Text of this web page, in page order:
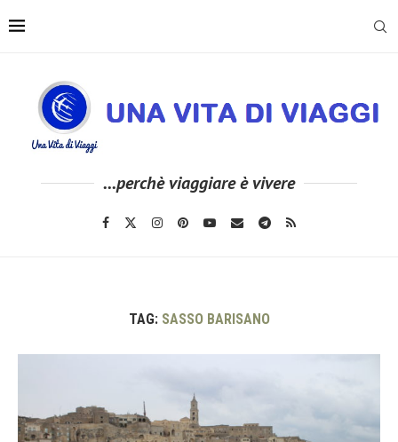
...perchè viaggiare è vivere
TAG: SASSO BARISANO